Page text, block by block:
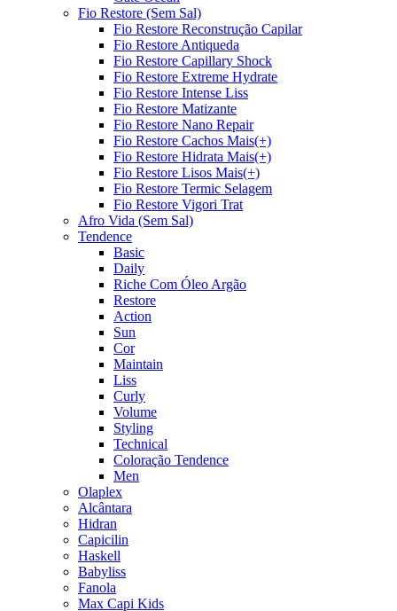
Fio Restore (Sem Sal)
Fio Restore Reconstrução Capilar
Fio Restore Antiqueda
Fio Restore Capillary Shock
Fio Restore Extreme Hydrate
Fio Restore Intense Liss
Fio Restore Matizante
Fio Restore Nano Repair
Fio Restore Cachos Mais(+)
Fio Restore Hidrata Mais(+)
Fio Restore Lisos Mais(+)
Fio Restore Termic Selagem
Fio Restore Vigori Trat
Afro Vida (Sem Sal)
Tendence
Basic
Daily
Riche Com Óleo Argão
Restore
Action
Sun
Cor
Maintain
Liss
Curly
Volume
Styling
Technical
Coloração Tendence
Men
Olaplex
Alcântara
Hidran
Capicilin
Haskell
Babyliss
Fanola
Max Capi Kids